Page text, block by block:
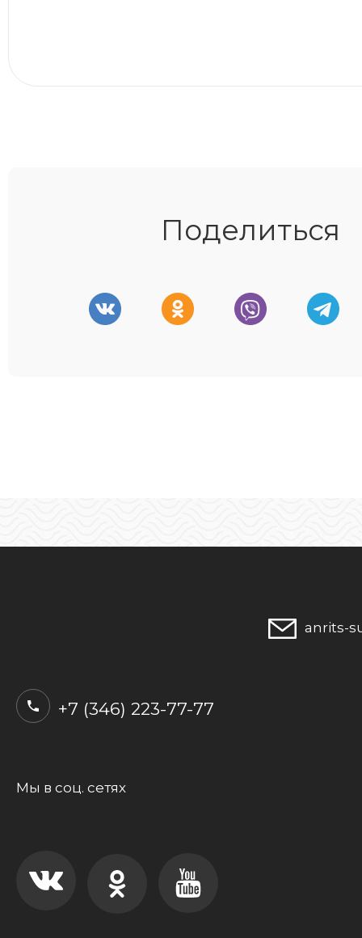
Поделиться
+7 (346) 223-77-77
anrits-